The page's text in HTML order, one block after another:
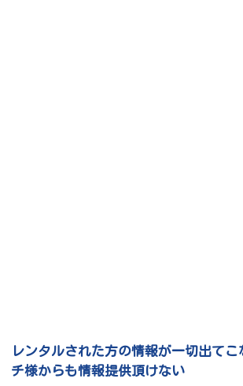
レンタルされた方の情報が一切出てこ
チ様からも情報提供頂けない